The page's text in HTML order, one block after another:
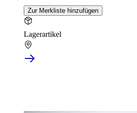
Zur Merkliste hinzufügen
Lagerartikel